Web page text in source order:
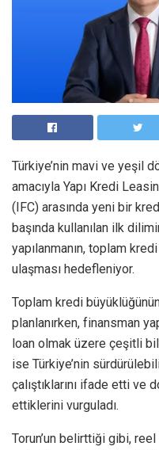
Türkiye’nin mavi ve yeşil
amacıyla Yapı Kredi
(IFC) arasında yeni bir
başında kullanılan ilk
yapılanmanın, toplam
ulaşması hedefleniyor.
Toplam kredi
planlanırken, finansman
loan olmak üzere çeşitli
ise Türkiye’nin
çalıştıklarını ifade etti ve
ettiklerini vurguladı.
Torun’un belirttiği gibi,